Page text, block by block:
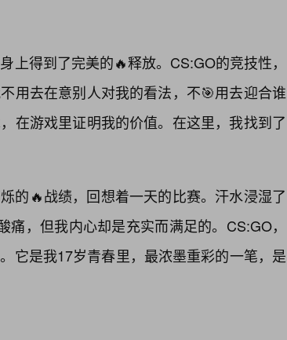
上得到了完美的🔥释放。CS:GO的竞技性，
用去在意别人对我的看法，不🎯用去迎合谁
在游戏里证明我的价值。在这里，我找到了
的🔥战绩，回想着一天的比赛。汗水浸湿了
，但我内心却是充实而满足的。CS:GO，
它是我17岁青春里，最浓墨重彩的一笔，是